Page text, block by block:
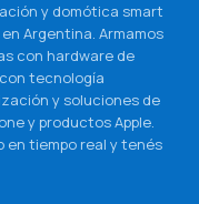
y domótica smart
Argentina. Armamos
con hardware de
tecnología
y soluciones de
y productos Apple.
en tiempo real y tenés